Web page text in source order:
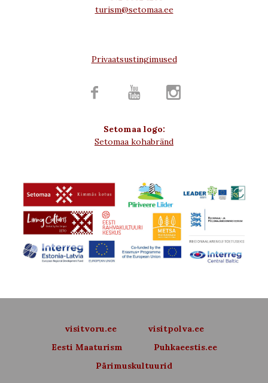
turism@setomaa.ee
Privaatsustingimused
  
Setomaa logo:
Setomaa kohabränd
visitvoru.ee
visitpolva.ee
Eesti Maaturism
Puhkaeestis.ee
Pärimuskultuurid